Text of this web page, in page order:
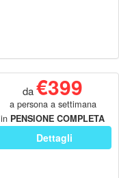
da€399
a persona a settimana
in PENSIONE COMPLETA
Dettagli